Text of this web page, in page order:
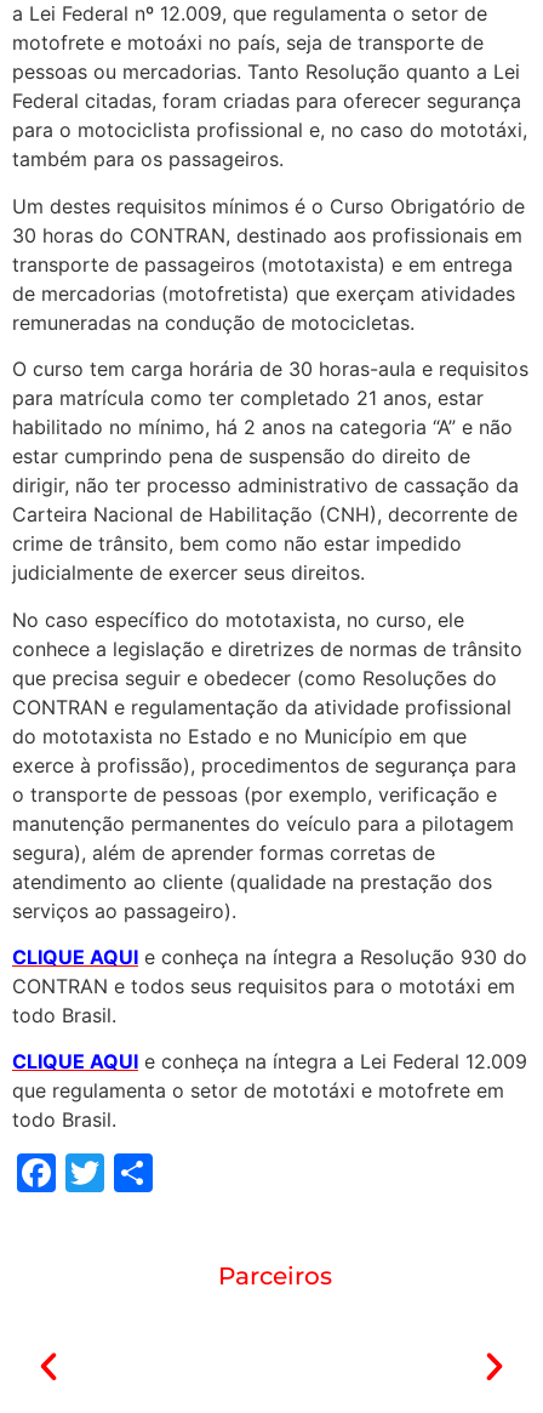
a Lei Federal nº 12.009, que regulamenta o setor de
motofrete e motoáxi no país, seja de transporte de
pessoas ou mercadorias. Tanto Resolução quanto a Lei
Federal citadas, foram criadas para oferecer segurança
para o motociclista profissional e, no caso do mototáxi,
também para os passageiros.
Um destes requisitos mínimos é o Curso Obrigatório de
30 horas do CONTRAN, destinado aos profissionais em
transporte de passageiros (mototaxista) e em entrega
de mercadorias (motofretista) que exerçam atividades
remuneradas na condução de motocicletas.
O curso tem carga horária de 30 horas-aula e requisitos
para matrícula como ter completado 21 anos, estar
habilitado no mínimo, há 2 anos na categoria “A” e não
estar cumprindo pena de suspensão do direito de
dirigir, não ter processo administrativo de cassação da
Carteira Nacional de Habilitação (CNH), decorrente de
crime de trânsito, bem como não estar impedido
judicialmente de exercer seus direitos.
No caso específico do mototaxista, no curso, ele
conhece a legislação e diretrizes de normas de trânsito
que precisa seguir e obedecer (como Resoluções do
CONTRAN e regulamentação da atividade profissional
do mototaxista no Estado e no Município em que
exerce à profissão), procedimentos de segurança para
o transporte de pessoas (por exemplo, verificação e
manutenção permanentes do veículo para a pilotagem
segura), além de aprender formas corretas de
atendimento ao cliente (qualidade na prestação dos
serviços ao passageiro).
CLIQUE AQUI e conheça na íntegra a Resolução 930 do
CONTRAN e todos seus requisitos para o mototáxi em
todo Brasil.
CLIQUE AQUI e conheça na íntegra a Lei Federal 12.009
que regulamenta o setor de mototáxi e motofrete em
todo Brasil.
Facebook
Twitter
Parceiros